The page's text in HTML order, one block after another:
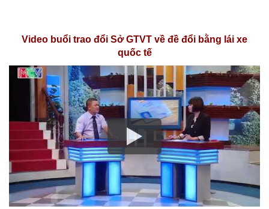
Video buổi trao đổi Sở GTVT về đề đổi bằng lái xe
quốc tế